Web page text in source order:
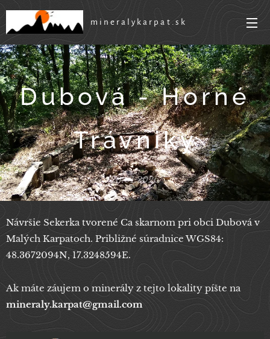
mineralykarpat.sk
Dubová - Horné
Trávniky
20.01.2026
Návršie Sekerka tvorené Ca skarnom pri obci Dubová v
Malých Karpatoch. Približné súradnice WGS84:
48.3672094N, 17.3248594E.
Ak máte záujem o minerály z tejto lokality píšte na
mineraly.karpat@gmail.com